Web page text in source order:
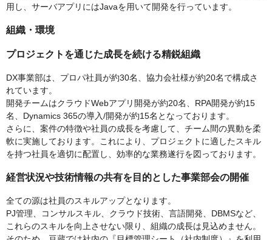
用し、サーバアプリにはJavaを用いて開発を行っています。
組織・環境
プロジェクトを通じた成⾧を続ける精鋭組織
DX事業部は、プロパ社員が約30名、協力会社様が約20名で構成さ
れています。
開発チームはクラウドWebアプリ開発が約20名、RPA開発が約15
名、Dynamics 365の導入/開発が約15名となっております。
さらに、案件の特徴や社員の成⾧を考慮して、チーム間の異動を柔
軟に実施しております。これにより、プロジェクトに適したスキル
を持つ社員を適切に配置し、効率的な業務遂行を図っております。
経営状況や技術情報の共有を目的とした事業部会の開催
全ての源は社員のスキルアップとなります。
PJ管理、コンサルスキル、クラウド技術、言語開発、DBMSなど、
これらのスキルを向上させない限り、組織の成⾧は見込めません。